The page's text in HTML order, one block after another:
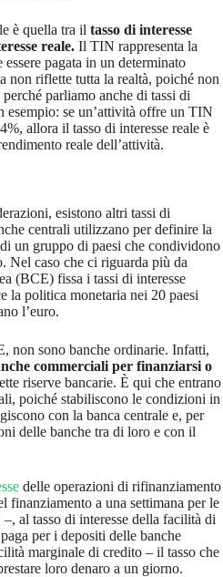
è quella tra il tasso di interesse
reale. Il TIN rappresenta la
pagata in un determinato
non riflette tutta la realtà, poiché non
parliamo anche di tassi di
esempio: se un’attività offre un TIN
allora il tasso di interesse reale è
reale dell’attività.
esistono altri tassi di
centrali utilizzano per definire la
un gruppo di paesi che condividono
Nel caso che ci riguarda più da
(BCE) fissa i tassi di interesse
la politica monetaria nei 20 paesi
l’euro.
non sono banche ordinarie. Infatti,
commerciali per finanziarsi o
riserve bancarie. È qui che entrano
poiché stabiliscono le condizioni in
con la banca centrale e, per
delle banche tra di loro e con il
delle operazioni di rifinanziamento
finanziamento a una settimana per le
al tasso di interesse della facilità di
per i depositi delle banche
marginale di credito – il tasso che
loro denaro a un giorno.